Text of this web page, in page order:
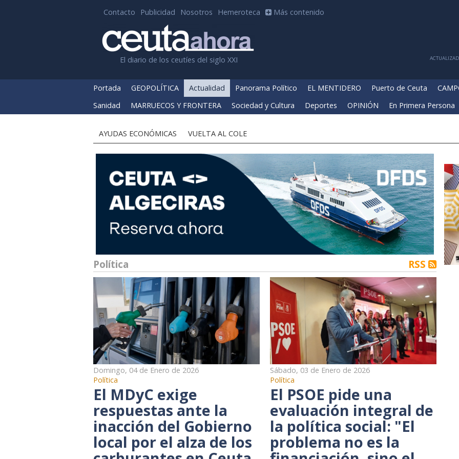
Contacto Publicidad Nosotros Hemeroteca Más contenido
El diario de los ceutíes del siglo XXI
Portada GEOPOLÍTICA Actualidad Panorama Político EL MENTIDERO Puerto de Ceuta
Sanidad
MARRUECOS Y FRONTERA Sociedad y Cultura Deportes OPINIÓN En Primera Persona
AYUDAS ECONÓMICAS VUELTA AL COLE
Política RSS
Domingo, 04 de Enero de 2026
Política
El MDyC exige
respuestas ante la
inacción del Gobierno
local por el alza de los
Sábado, 03 de Enero de 2026
Política
El PSOE pide una
evaluación integral de
la política social: "El
problema no es la